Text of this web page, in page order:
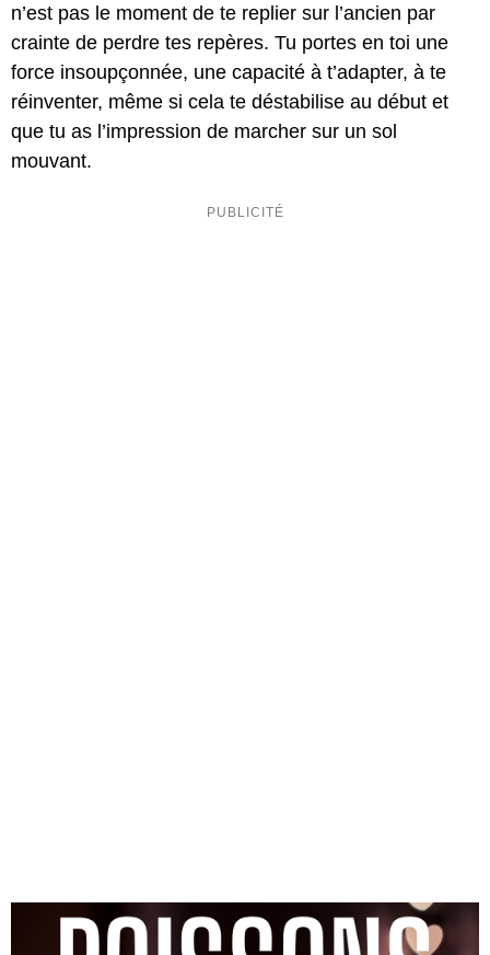
n’est pas le moment de te replier sur l’ancien par
crainte de perdre tes repères. Tu portes en toi une
force insoupçonnée, une capacité à t’adapter, à te
réinventer, même si cela te déstabilise au début et
que tu as l’impression de marcher sur un sol
mouvant.